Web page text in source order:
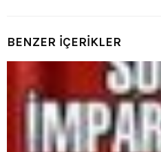
BENZER İÇERİKLER